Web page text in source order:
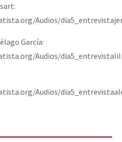
Audios/
García:
Audios/
Audios/